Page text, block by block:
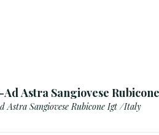
Ad Astra Sangiovese
Astra Sangiovese Rubicone Igt /Italy